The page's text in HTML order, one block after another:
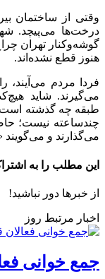
وقتی از ساختمان
درخت‌ها می‌پیچد.
گوشه‌وکنار تهران
هنوز قطع نشده‌اند.
فردا مردم می‌آیند،
می‌گیرند. شاید
طبقه چه گذشته است.
چندساعته نیست؛
می‌گذارند و می‌گویند
این مطلب را به
از خبرها دور نباشید!
اخبار مرتبط روز
جمع خوانی